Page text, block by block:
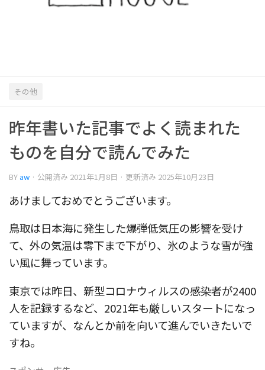
その他
昨年書いた記事でよく読まれた
ものを自分で読んでみた
BY aw · 公開済み 2021年1月8日 · 更新済み 2025年10月23日
あけましておめでとうございます。
鳥取は日本海に発生した爆弾低気圧の影響を受け
て、外の気温は零下まで下がり、氷のような雪が強
い風に舞っています。
東京では昨日、新型コロナウィルスの感染者が2400
人を記録するなど、2021年も厳しいスタートになっ
ていますが、なんとか前を向いて進んでいきたいで
すね。